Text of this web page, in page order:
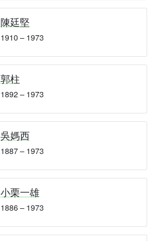
陳廷堅
1910 – 1973
郭柱
1892 – 1973
吳媽西
1887 – 1973
小栗一雄
1886 – 1973